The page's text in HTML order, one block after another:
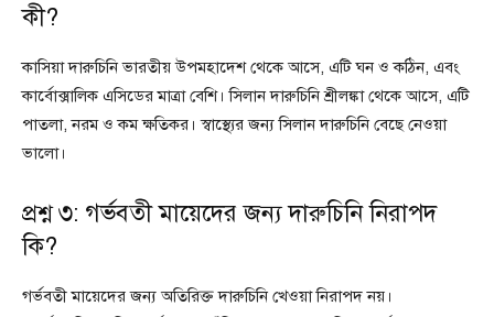
কী?
কাসিয়া দারুচিনি ভারতীয় উপমহাদেশ থেকে আসে, এটি ঘন ও কঠিন, এবং
কার্বোক্সালিক এসিডের মাত্রা বেশি। সিলান দারুচিনি শ্রীলঙ্কা থেকে আসে, এটি
পাতলা, নরম ও কম ক্ষতিকর। স্বাস্থ্যের জন্য সিলান দারুচিনি বেছে নেওয়া
ভালো।
প্রশ্ন ৩: গর্ভবতী মায়েদের জন্য দারুচিনি নিরাপদ
কি?
গর্ভবতী মায়েদের জন্য অতিরিক্ত দারুচিনি খেওয়া নিরাপদ নয়।